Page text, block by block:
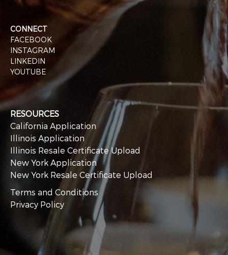
CONNECT
FACEBOOK
INSTAGRAM
LINKEDIN
YOUTUBE
RESOURCES
California Application
Illinois Application
Illinois Resale Certificate Upload
New York Application
New York Resale Certificate Upload
Terms and Conditions
Privacy Policy